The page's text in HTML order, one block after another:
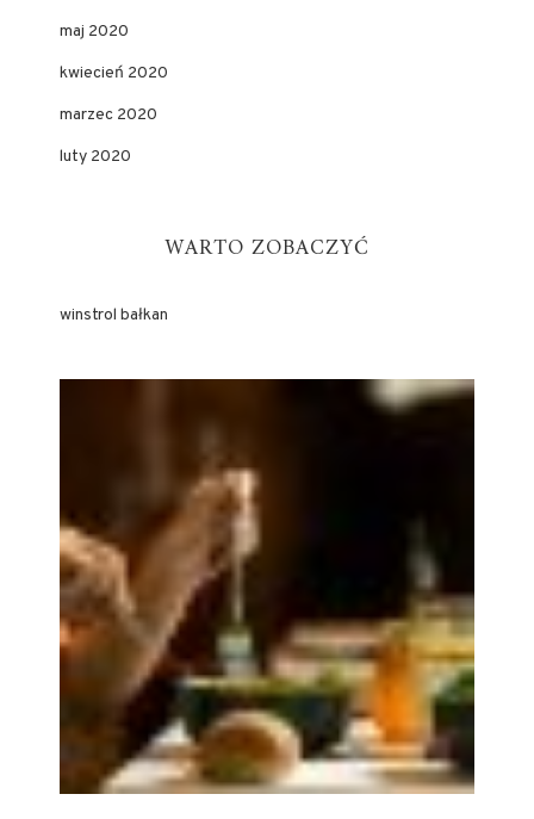
maj 2020
kwiecień 2020
marzec 2020
luty 2020
WARTO ZOBACZYĆ
winstrol bałkan